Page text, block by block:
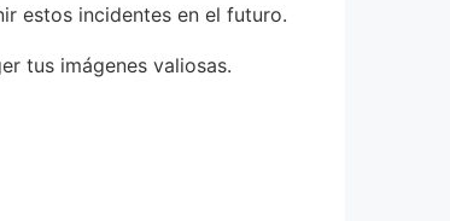
estos incidentes en el futuro.
tus imágenes valiosas.